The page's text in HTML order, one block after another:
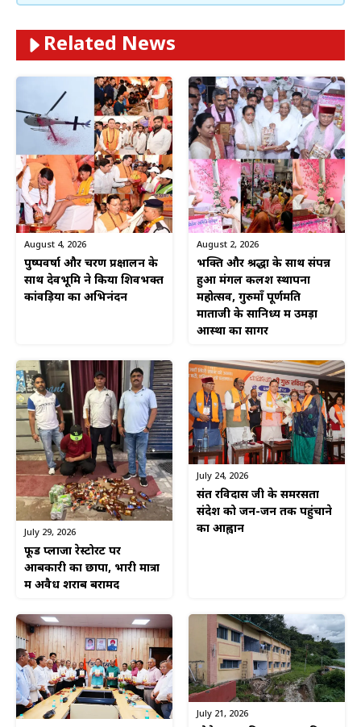
Related News
August 4, 2026
पुष्पवर्षा और चरण प्रक्षालन के
साथ देवभूमि ने किया शिवभक्त
कांवड़ियों का अभिनंदन
August 2, 2026
भक्ति और श्रद्धा के साथ संपन्न
हुआ मंगल कलश स्थापना
महोत्सव, गुरुमाँ पूर्णमति
माताजी के सानिध्य में उमड़ा
आस्था का सागर
July 29, 2026
फूड प्लाजा रेस्टोरेंट पर
आबकारी का छापा, भारी मात्रा
में अवैध शराब बरामद
July 24, 2026
संत रविदास जी के समरसता
संदेश को जन-जन तक पहुंचाने
का आह्वान
July 21, 2026